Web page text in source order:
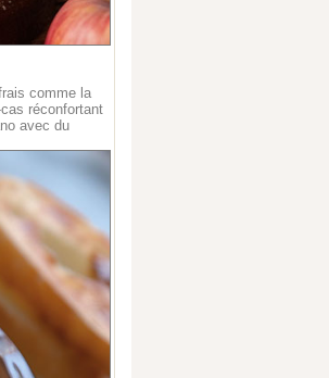
comme la
réconfortant
avec du